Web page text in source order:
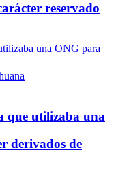
reservado
que utilizaba una
derivados de